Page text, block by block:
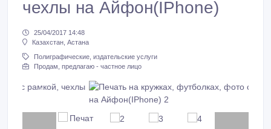
чехлы на Айфон(IPhone)
25/04/2017 14:48
Казахстан, Астана
Полиграфические, издательские услуги
Продам, предлагаю - частное лицо